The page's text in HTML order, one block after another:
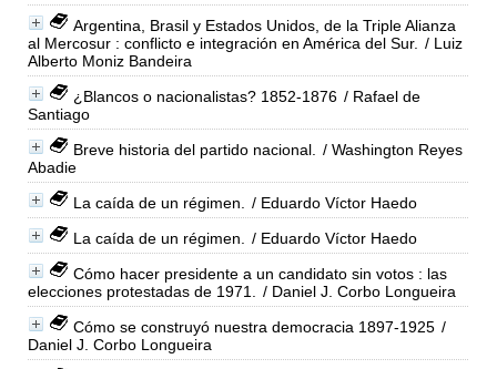
Argentina, Brasil y Estados Unidos, de la Triple Alianza
al Mercosur : conflicto e integración en América del Sur. / Luiz
Alberto Moniz Bandeira
¿Blancos o nacionalistas? 1852-1876 / Rafael de
Santiago
Breve historia del partido nacional.
/ Washington Reyes
Abadie
La caída de un régimen.
/ Eduardo Víctor Haedo
La caída de un régimen.
/ Eduardo Víctor Haedo
Cómo hacer presidente a un candidato sin votos : las
elecciones protestadas de 1971.
/ Daniel J. Corbo Longueira
Cómo se construyó nuestra democracia 1897-1925 /
Daniel J. Corbo Longueira